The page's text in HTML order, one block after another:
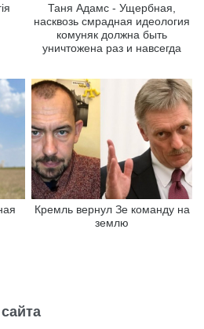
Таня Адамс - Ущербная,
насквозь смрадная идеология
комуняк должна быть
уничтожена раз и навсегда
Кремль вернул Зе команду на
землю